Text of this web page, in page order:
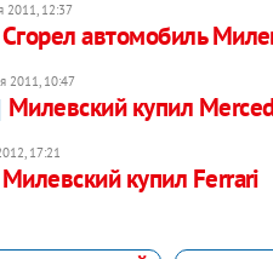
2011, 12:37
Cгорел автомобиль
2011, 10:47
Милевский купил
17:21
Милевский купил Ferrari